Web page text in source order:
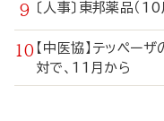
〔人事〕東邦薬品
【中医協】テッペ
対で、11月から